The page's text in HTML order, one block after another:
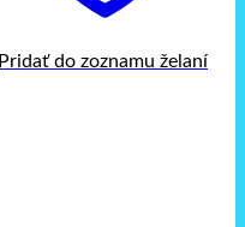
Pridať do zoznamu želaní